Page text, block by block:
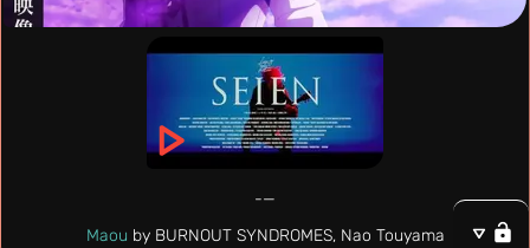
—-
Maou by BURNOUT SYNDROMES, Nao Touyama